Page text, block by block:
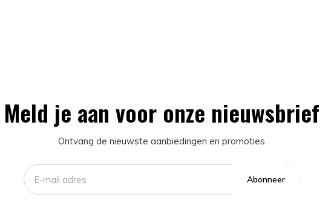
Meld je aan voor onze nieuwsbrief
Ontvang de nieuwste aanbiedingen en promoties
Abonneer